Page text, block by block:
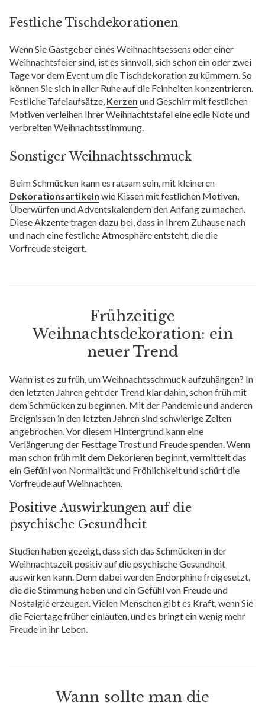
Festliche Tischdekorationen
Wenn Sie Gastgeber eines Weihnachtsessens oder einer
Weihnachtsfeier sind, ist es sinnvoll, sich schon ein oder zwei
Tage vor dem Event um die Tischdekoration zu kümmern. So
können Sie sich in aller Ruhe auf die Feinheiten konzentrieren.
Festliche Tafelaufsätze, Kerzen und Geschirr mit festlichen
Motiven verleihen Ihrer Weihnachtstafel eine edle Note und
verbreiten Weihnachtsstimmung.
Sonstiger Weihnachtsschmuck
Beim Schmücken kann es ratsam sein, mit kleineren
Dekorationsartikeln wie Kissen mit festlichen Motiven,
Überwürfen und Adventskalendern den Anfang zu machen.
Diese Akzente tragen dazu bei, dass in Ihrem Zuhause nach
und nach eine festliche Atmosphäre entsteht, die die
Vorfreude steigert.
Frühzeitige
Weihnachtsdekoration: ein
neuer Trend
Wann ist es zu früh, um Weihnachtsschmuck aufzuhängen? In
den letzten Jahren geht der Trend klar dahin, schon früh mit
dem Schmücken zu beginnen. Mit der Pandemie und anderen
Ereignissen in den letzten Jahren sind schwierige Zeiten
angebrochen. Vor diesem Hintergrund kann eine
Verlängerung der Festtage Trost und Freude spenden. Wenn
man schon früh mit dem Dekorieren beginnt, vermittelt das
ein Gefühl von Normalität und Fröhlichkeit und schürt die
Vorfreude auf Weihnachten.
Positive Auswirkungen auf die
psychische Gesundheit
Studien haben gezeigt, dass sich das Schmücken in der
Weihnachtszeit positiv auf die psychische Gesundheit
auswirken kann. Denn dabei werden Endorphine freigesetzt,
die die Stimmung heben und ein Gefühl von Freude und
Nostalgie erzeugen. Vielen Menschen gibt es Kraft, wenn Sie
die Feiertage früher einläuten, und es bringt ein wenig mehr
Freude in ihr Leben.
Wann sollte man die